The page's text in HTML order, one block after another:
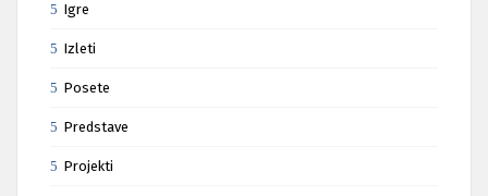
Igre
Izleti
Posete
Predstave
Projekti